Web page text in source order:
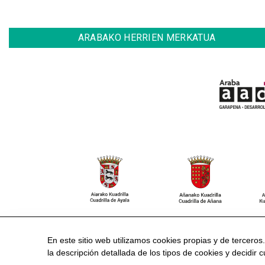
ARABAKO HERRIEN MERKATUA
CONTACTO